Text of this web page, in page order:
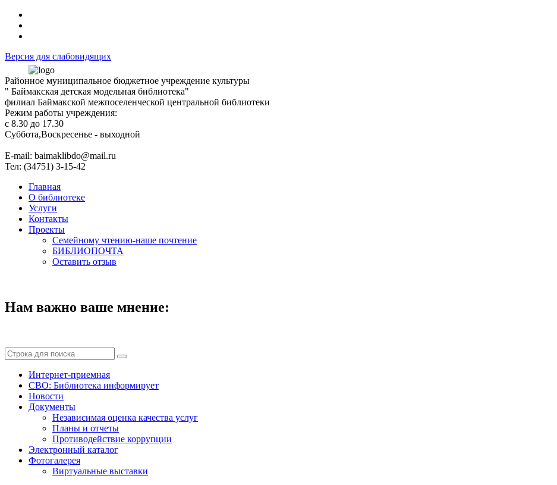
Версия для слабовидящих
Районное муниципальное бюджетное учреждение культуры
" Баймакская детская модельная библиотека"
филиал Баймакской межпоселенческой центральной библиотеки
Режим работы учреждения:
с 8.30 до 17.30
Суббота,Воскресенье - выходной
Е-mail: baimaklibdo@mail.ru
Тел: (34751) 3-15-42
Главная
О библиотеке
Услуги
Контакты
Проекты
Семейному чтению-наше почтение
БИБЛИОПОЧТА
Оставить отзыв
Нам важно ваше мнение:
Интернет-приемная
СВО: Библиотека информирует
Новости
Документы
Независимая оценка качества услуг
Планы и отчеты
Противодействие коррупции
Электронный каталог
Фотогалерея
Виртуальные выставки